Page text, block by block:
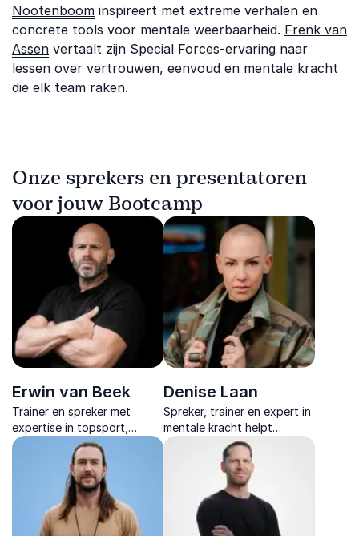
Nootenboom inspireert met extreme verhalen en
concrete tools voor mentale weerbaarheid. Frenk van
Assen vertaalt zijn Special Forces-ervaring naar
lessen over vertrouwen, eenvoud en mentale kracht
die elk team raken.
Onze sprekers en presentatoren
voor jouw Bootcamp
Erwin van Beek
Trainer en spreker met
expertise in topsport,
Special Forces en high
performance teams.
Inspireert, motiveert en
transformeert.
Denise Laan
Spreker, trainer en expert in
mentale kracht helpt
organisaties met praktische
inzichten voor
energiebeheer, veerkracht
en leiderschap onder druk